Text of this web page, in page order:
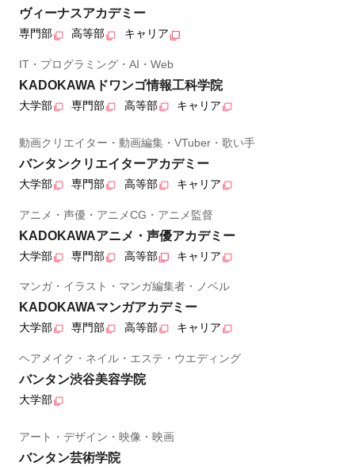
ヴィーナスアカデミー
専門部 高等部 キャリア
IT・プログラミング・AI・Web
KADOKAWAドワンゴ情報工科学院
大学部 専門部 高等部 キャリア
動画クリエイター・動画編集・VTuber・歌い手
バンタンクリエイターアカデミー
大学部 専門部 高等部 キャリア
アニメ・声優・アニメCG・アニメ監督
KADOKAWAアニメ・声優アカデミー
大学部 専門部 高等部 キャリア
マンガ・イラスト・マンガ編集者・ノベル
KADOKAWAマンガアカデミー
大学部 専門部 高等部 キャリア
ヘアメイク・ネイル・エステ・ウエディング
バンタン渋谷美容学院
大学部
アート・デザイン・映像・映画
バンタン芸術学院